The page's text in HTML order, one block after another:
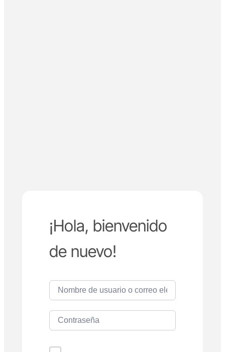
¡Hola, bienvenido
de nuevo!